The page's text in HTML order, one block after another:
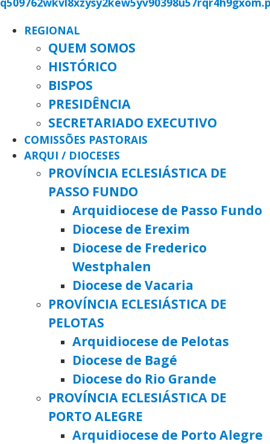
REGIONAL
QUEM SOMOS
HISTÓRICO
BISPOS
PRESIDÊNCIA
SECRETARIADO EXECUTIVO
COMISSÕES PASTORAIS
ARQUI / DIOCESES
PROVÍNCIA ECLESIÁSTICA DE
PASSO FUNDO
Arquidiocese de Passo Fundo
Diocese de Erexim
Diocese de Frederico
Westphalen
Diocese de Vacaria
PROVÍNCIA ECLESIÁSTICA DE
PELOTAS
Arquidiocese de Pelotas
Diocese de Bagé
Diocese do Rio Grande
PROVÍNCIA ECLESIÁSTICA DE
PORTO ALEGRE
Arquidiocese de Porto Alegre